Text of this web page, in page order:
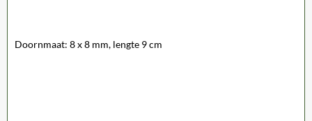
Doornmaat: 8 x 8 mm, lengte 9 cm